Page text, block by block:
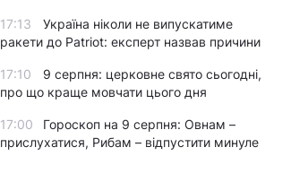
17:13
Україна ніколи не випускатиме
ракети до Patriot: експерт назвав причини
17:10
9 серпня: церковне свято сьогодні,
про що краще мовчати цього дня
17:00
Гороскоп на 9 серпня: Овнам –
прислухатися, Рибам – відпустити минуле